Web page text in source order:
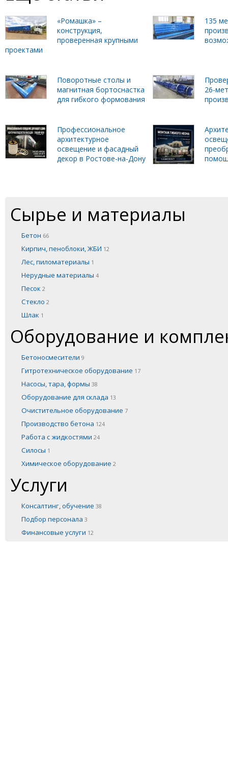
«Ромашка» –
конструкция,
проверенная крупными
проектами
135
Поворотные столы и
магнитная бортоснастка
для гибкого формования
26-
Профессиональное
архитектурное
освещение и фасадный
декор в Ростове-на-Дону
Сырье и материалы
Бетон 66
Кирпич, пеноблоки, ЖБИ 12
Лес, пиломатериалы 1
Нерудные материалы 4
Песок 2
Стекло 2
Шлак 1
Оборудование и
Бетоносмесители 9
Гитротехническое оборудование 17
Насосы, тара, формы 38
Оборудование для склада 13
Очистительное оборудование 7
Производство бетона 124
Работа с жидкостями 24
Силосы 1
Химическое оборудование 2
Услуги
Консалтинг, обучение 38
Подбор персонала 3
Финансовые услуги 12